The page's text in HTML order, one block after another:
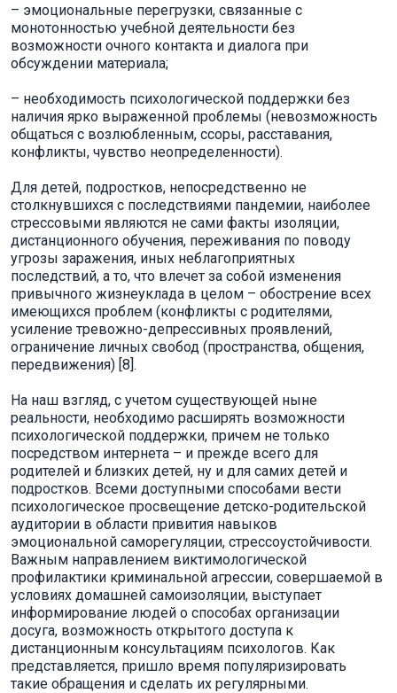
– эмоциональные перегрузки, связанные с
монотонностью учебной деятельности без
возможности очного контакта и диалога при
обсуждении материала;
– необходимость психологической поддержки без
наличия ярко выраженной проблемы (невозможность
общаться с возлюбленным, ссоры, расставания,
конфликты, чувство неопределенности).
Для детей, подростков, непосредственно не
столкнувшихся с последствиями пандемии, наиболее
стрессовыми являются не сами факты изоляции,
дистанционного обучения, переживания по поводу
угрозы заражения, иных неблагоприятных
последствий, а то, что влечет за собой изменения
привычного жизнеуклада в целом – обострение всех
имеющихся проблем (конфликты с родителями,
усиление тревожно-депрессивных проявлений,
ограничение личных свобод (пространства, общения,
передвижения) [8].
На наш взгляд, с учетом существующей ныне
реальности, необходимо расширять возможности
психологической поддержки, причем не только
посредством интернета – и прежде всего для
родителей и близких детей, ну и для самих детей и
подростков. Всеми доступными способами вести
психологическое просвещение детско-родительской
аудитории в области привития навыков
эмоциональной саморегуляции, стрессоустойчивости.
Важным направлением виктимологической
профилактики криминальной агрессии, совершаемой в
условиях домашней самоизоляции, выступает
информирование людей о способах организации
досуга, возможность открытого доступа к
дистанционным консультациям психологов. Как
представляется, пришло время популяризировать
такие обращения и сделать их регулярными.